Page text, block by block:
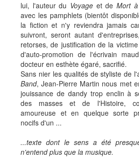
lui, l'auteur du Voyage et de Mort
avec les pamphlets (bientôt
la fiction et n'y reviendra jamais
suivront, seront autant
retorses, de justification de la
d'auto-promotion de l'écrivain
docteur en esthète égaré, sacrifié.
Sans nier les qualités de styliste de
Band, Jean-Pierre Martin nous met
jouissance de dandy trop enclin à
des masses et de l'Histoire,
amoureuse et en quelque sorte
nocifs d'un ...
...texte dont le sens a été
n'entend plus que la musique.